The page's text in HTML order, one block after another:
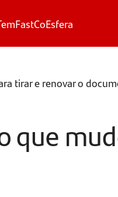
FastCoEsfera
tirar e renovar o
que